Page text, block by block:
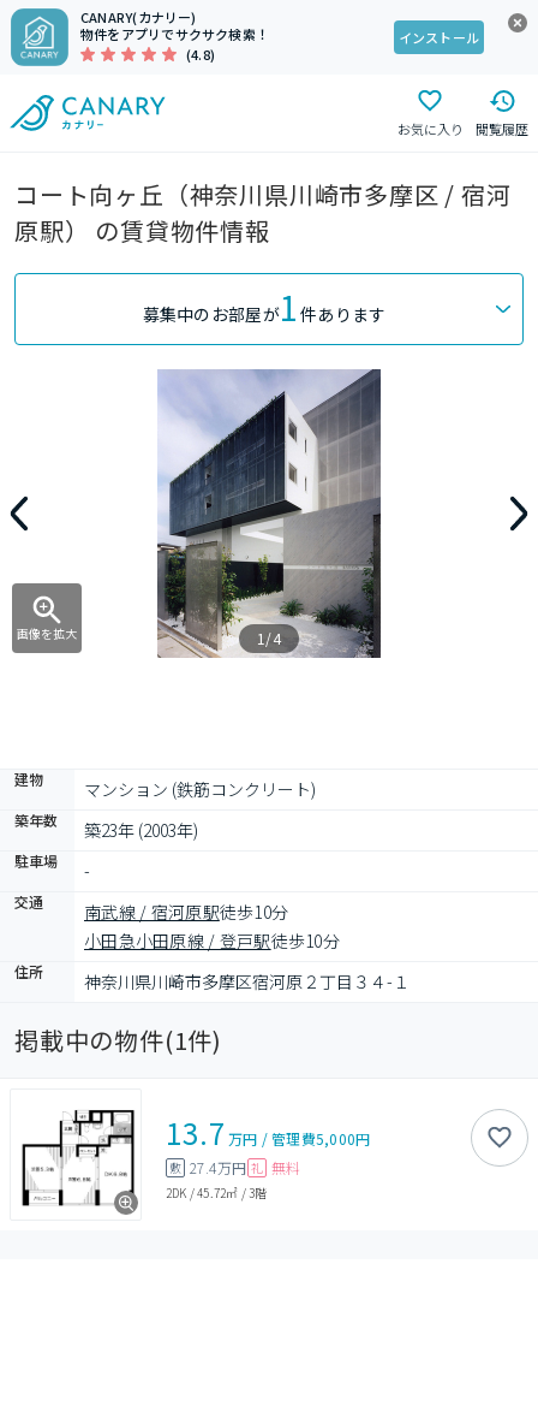
CANARY(カナリー)
物件をアプリでサクサク検索！
(4.8)
インストール
お気に入り 閲覧履歴
コート向ヶ丘（神奈川県川崎市多摩区 / 宿河
原駅） の賃貸物件情報
募集中のお部屋が1 件あります
画像を拡大 1/4
建物 マンション (鉄筋コンクリート)
築年数 築23年 (2003年)
駐車場 -
交通 南武線 / 宿河原駅徒歩10分
小田急小田原線 / 登戸駅徒歩10分
住所 神奈川県川崎市多摩区宿河原２丁目３４-１
掲載中の物件(1件)
13.7 万円 /管理費5,000円
敷 27.4万円 礼 無料
2DK /45.72㎡ /3階